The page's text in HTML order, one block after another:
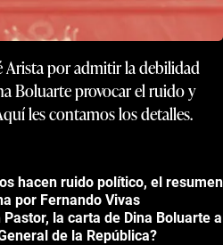
Arista por admitir la debilidad
Boluarte provocar el ruido y
les contamos los detalles.
hacen ruido político, el resumen
por Fernando Vivas
la carta de Dina Boluarte a
de la República?